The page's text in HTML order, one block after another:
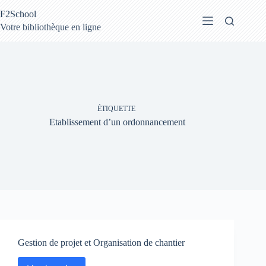
au
contenu
F2School
Votre bibliothèque en ligne
ÉTIQUETTE
Etablissement d’un ordonnancement
Gestion de projet et Organisation de chantier